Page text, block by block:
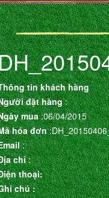
tin khách hàng
đặt hàng:
mua:06/04/2015
hóa đơn
:
chỉ:
thoại:
chú :